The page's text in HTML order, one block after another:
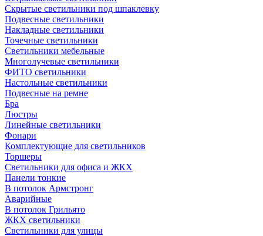
Скрытые светильники под шпаклевку
Подвесные светильники
Накладные светильники
Точечные светильники
Светильники мебельные
Многолучевые светильники
ФИТО светильники
Настольные светильники
Подвесные на ремне
Бра
Люстры
Линейные светильники
Фонари
Комплектующие для светильников
Торшеры
Светильники для офиса и ЖКХ
Панели тонкие
В потолок Армстронг
Аварийные
В потолок Грильято
ЖКХ светильники
Светильники для улицы